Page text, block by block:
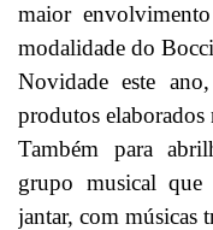
maior
modalidade do
Novidade este
produtos
Também para
grupo musical que
jantar, com músicas